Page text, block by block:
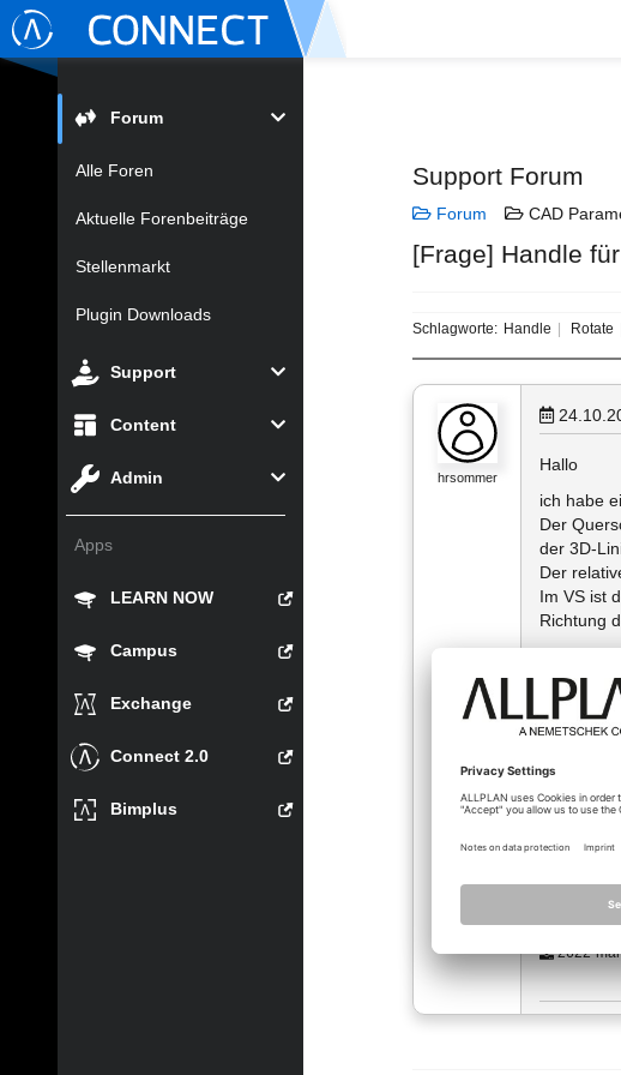
Forum
Alle Foren
Aktuelle Forenbeiträge
Stellenmarkt
Plugin Downloads
Support
Content
Admin
Apps
LEARN NOW
Campus
Exchange
Connect 2.0
Bimplus
Support Forum
Forum CAD
[Frage] Handle
Schlagworte: Handle Rotate
hrsommer
Hallo
ich habe
Der
der 3D-
Der
Im VS ist
Richtung
Hansruedi
2622-